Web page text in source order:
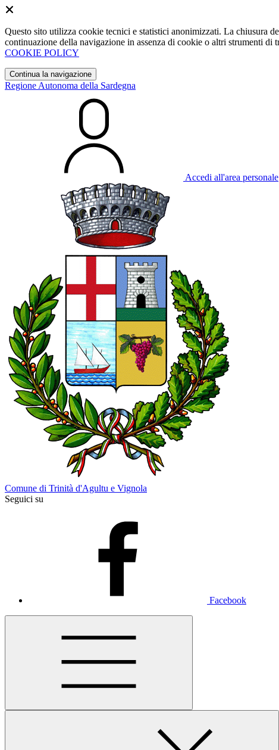
Questo sito utilizza cookie tecnici e statistici anonimizzati. La chiusura
continuazione della navigazione in assenza di cookie o altri strumenti di
COOKIE POLICY
Continua la navigazione
Regione Autonoma della Sardegna
Accedi all'area personale
Comune di Trinità d'Agultu e Vignola
Seguici su
Facebook